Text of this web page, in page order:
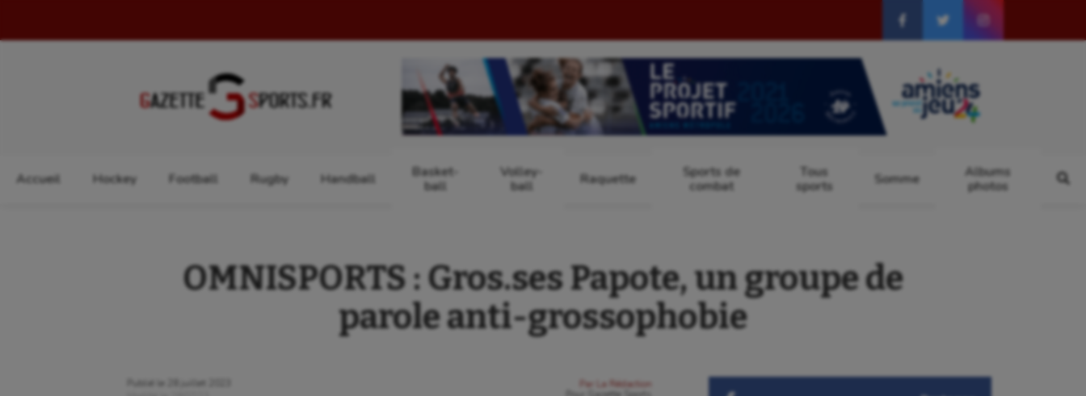
Accueil Hockey Football Rugby Handball
Basket-
ball
Volley-
ball
Raquette
Sports de
combat
Tous
sports
Somme
Albums
photos
OMNISPORTS : Gros.ses Papote, un groupe de
parole anti-grossophobie
Publié le
28 juillet 2023
Par
La Rédaction